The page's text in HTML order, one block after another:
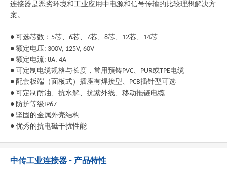
连接器是恶劣环境和工业应用中电源和信号传输的比较理想解决方
案。
● 可选芯数：5芯、6芯、7芯、8芯、12芯、14芯
● 额定电压: 300V, 125V, 60V
● 额定电流: 8A, 4A
● 可定制电缆规格与长度，常用预铸PVC、PUR或TPE电缆
● 配套板端（面板式）插座有焊接型、PCB插针型可选
● 可定制耐油、抗水解、抗紫外线、移动拖链电缆
● 防护等级IP67
● 坚固的金属外壳结构
● 优秀的抗电磁干扰性能
中传工业连接器 - 产品特性